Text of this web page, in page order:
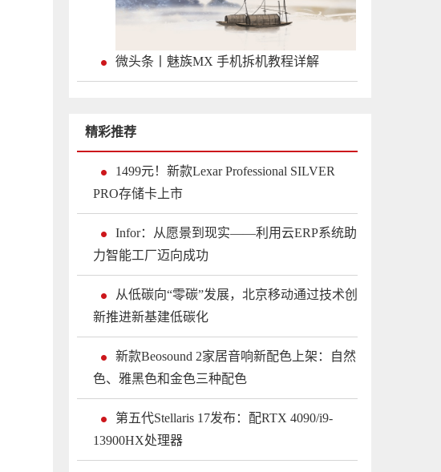
微头条丨魅族MX 手机拆机教程详解
精彩推荐
1499元！新款Lexar Professional SILVER
PRO存储卡上市
Infor：从愿景到现实——利用云ERP系统助
力智能工厂迈向成功
从低碳向“零碳”发展，北京移动通过技术创
新推进新基建低碳化
新款Beosound 2家居音响新配色上架：自然
色、雅黑色和金色三种配色
第五代Stellaris 17发布：配RTX 4090/i9-
13900HX处理器